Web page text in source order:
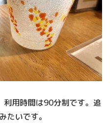
利用時間は90分制です。追
たいです。